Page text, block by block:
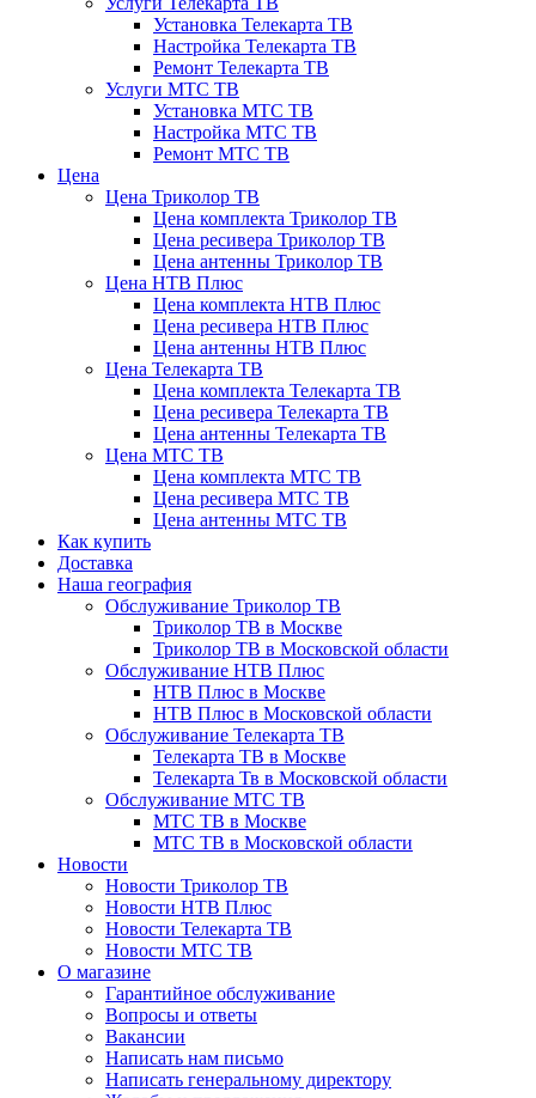
Установка Телекарта ТВ
Настройка Телекарта ТВ
Ремонт Телекарта ТВ
Услуги МТС ТВ
Установка МТС ТВ
Настройка МТС ТВ
Ремонт МТС ТВ
Цена
Цена Триколор ТВ
Цена комплекта Триколор ТВ
Цена ресивера Триколор ТВ
Цена антенны Триколор ТВ
Цена НТВ Плюс
Цена комплекта НТВ Плюс
Цена ресивера НТВ Плюс
Цена антенны НТВ Плюс
Цена Телекарта ТВ
Цена комплекта Телекарта ТВ
Цена ресивера Телекарта ТВ
Цена антенны Телекарта ТВ
Цена МТС ТВ
Цена комплекта МТС ТВ
Цена ресивера МТС ТВ
Цена антенны МТС ТВ
Как купить
Доставка
Наша география
Обслуживание Триколор ТВ
Триколор ТВ в Москве
Триколор ТВ в Московской области
Обслуживание НТВ Плюс
НТВ Плюс в Москве
НТВ Плюс в Московской области
Обслуживание Телекарта ТВ
Телекарта ТВ в Москве
Телекарта Тв в Московской области
Обслуживание МТС ТВ
МТС ТВ в Москве
МТС ТВ в Московской области
Новости
Новости Триколор ТВ
Новости НТВ Плюс
Новости Телекарта ТВ
Новости МТС ТВ
О магазине
Гарантийное обслуживание
Вопросы и ответы
Вакансии
Написать нам письмо
Написать генеральному директору